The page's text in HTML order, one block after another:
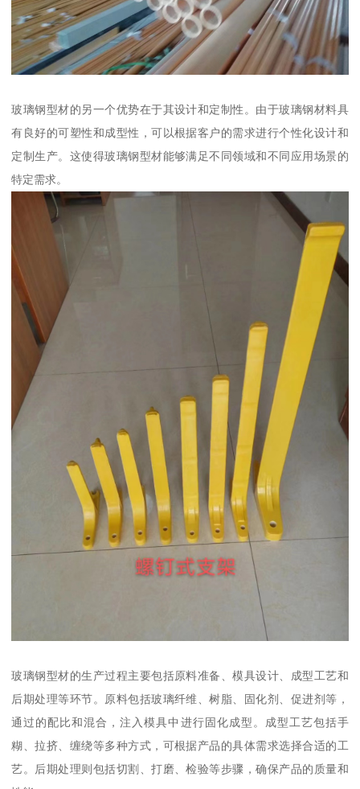
玻璃钢型材的另一个优势在于其设计和定制性。由于玻璃钢材料具
有良好的可塑性和成型性，可以根据客户的需求进行个性化设计和
定制生产。这使得玻璃钢型材能够满足不同领域和不同应用场景的
特定需求。
玻璃钢型材的生产过程主要包括原料准备、模具设计、成型工艺和
后期处理等环节。原料包括玻璃纤维、树脂、固化剂、促进剂等，
通过的配比和混合，注入模具中进行固化成型。成型工艺包括手
糊、拉挤、缠绕等多种方式，可根据产品的具体需求选择合适的工
艺。后期处理则包括切割、打磨、检验等步骤，确保产品的质量和